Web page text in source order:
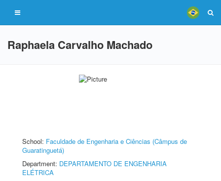
Raphaela Carvalho Machado
School: Faculdade de Engenharia e Ciências (Câmpus de
Guaratinguetá)
Department: DEPARTAMENTO DE ENGENHARIA
ELÉTRICA